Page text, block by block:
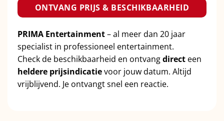
ONTVANG PRIJS & BESCHIKBAARHEID
PRIMA Entertainment– al meer dan 20 jaar
specialist in professioneel entertainment.
Check de beschikbaarheid en ontvangdirect een
heldere prijsindicatievoor jouw datum. Altijd
vrijblijvend. Je ontvangt snel een reactie.